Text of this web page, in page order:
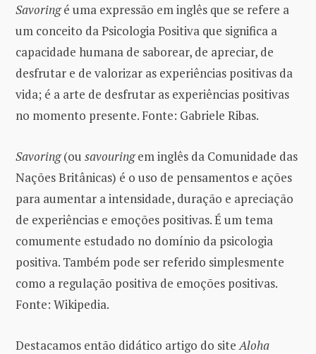
Savoringé uma expressão em inglês que se refere a
um conceito da Psicologia Positiva que significa a
capacidade humana de saborear, de apreciar, de
desfrutar e de valorizar as experiências positivas da
vida; é a arte de desfrutar as experiências positivas
no momento presente. Fonte: Gabriele Ribas.
Savoring(ou savouringem inglês da Comunidade das
Nações Britânicas) é o uso de pensamentos e ações
para aumentar a intensidade, duração e apreciação
de experiências e emoções positivas. É um tema
comumente estudado no domínio da psicologia
positiva. Também pode ser referido simplesmente
como a regulação positiva de emoções positivas.
Fonte: Wikipedia.
Destacamos então didático artigo do siteAloha